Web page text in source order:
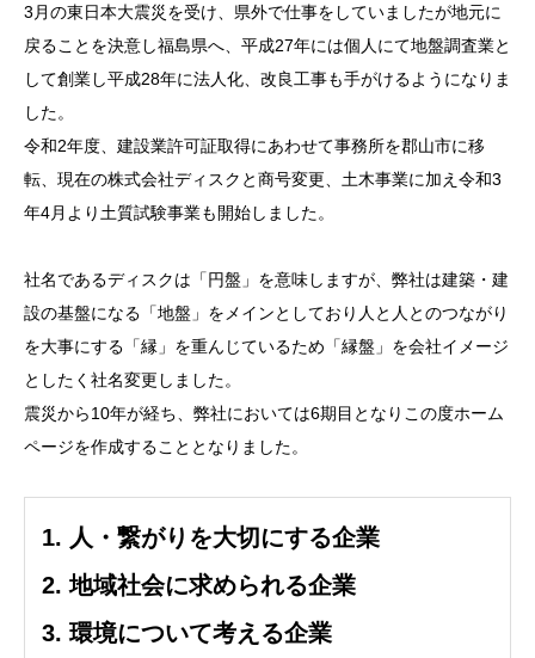
3月の東日本大震災を受け、県外で仕事をしていましたが地元に
戻ることを決意し福島県へ、平成27年には個人にて地盤調査業と
して創業し平成28年に法人化、改良工事も手がけるようになりま
した。
令和2年度、建設業許可証取得にあわせて事務所を郡山市に移
転、現在の株式会社ディスクと商号変更、土木事業に加え令和3
年4月より土質試験事業も開始しました。
社名であるディスクは「円盤」を意味しますが、弊社は建築・建
設の基盤になる「地盤」をメインとしており人と人とのつながり
を大事にする「縁」を重んじているため「縁盤」を会社イメージ
としたく社名変更しました。
震災から10年が経ち、弊社においては6期目となりこの度ホーム
ページを作成することとなりました。
1. 人・繋がりを大切にする企業
2. 地域社会に求められる企業
3. 環境について考える企業